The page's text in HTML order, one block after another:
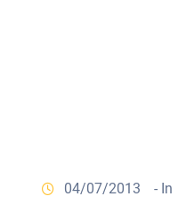
04/07/2013 - In